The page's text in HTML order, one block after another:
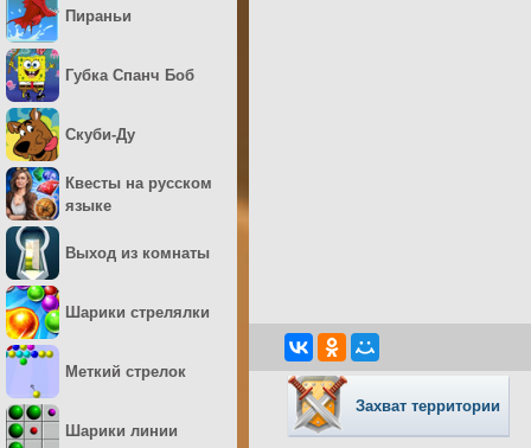
Захват территории
Пираньи
Губка Спанч Боб
Скуби-Ду
Квесты на русском
языке
Выход из комнаты
Шарики стрелялки
Меткий стрелок
Шарики линии